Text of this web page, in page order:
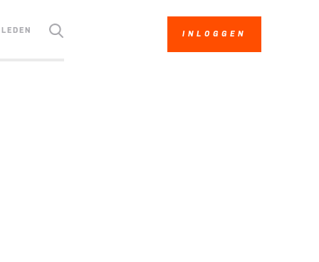
LEDEN INLOGGEN